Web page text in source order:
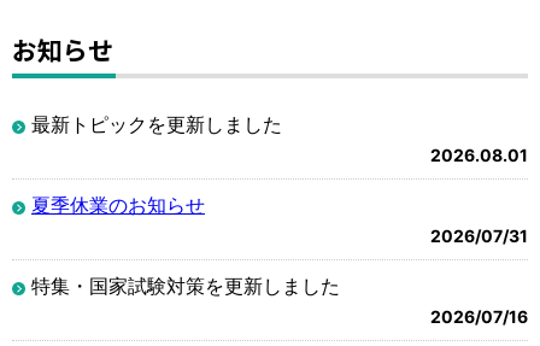
お知らせ
最新トピックを更新しました
2026.08.01
夏季休業のお知らせ
2026/07/31
特集・国家試験対策を更新しました
2026/07/16